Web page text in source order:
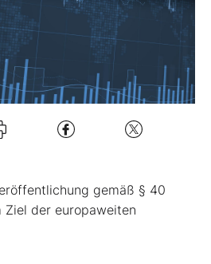
gemäß § 40
Ziel der europaweiten